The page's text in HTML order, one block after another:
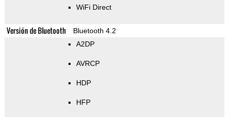
WiFi Direct
Versión de Bluetooth Bluetooth 4.2
A2DP
AVRCP
HDP
HFP